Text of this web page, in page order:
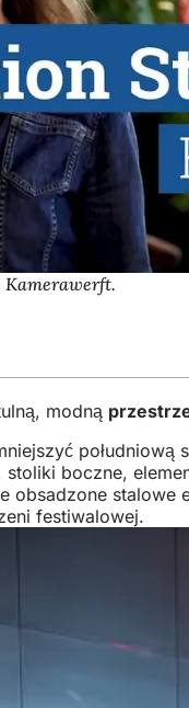
Kamerawerft.
modną
boczne,
obsadzone
festiwalowej.